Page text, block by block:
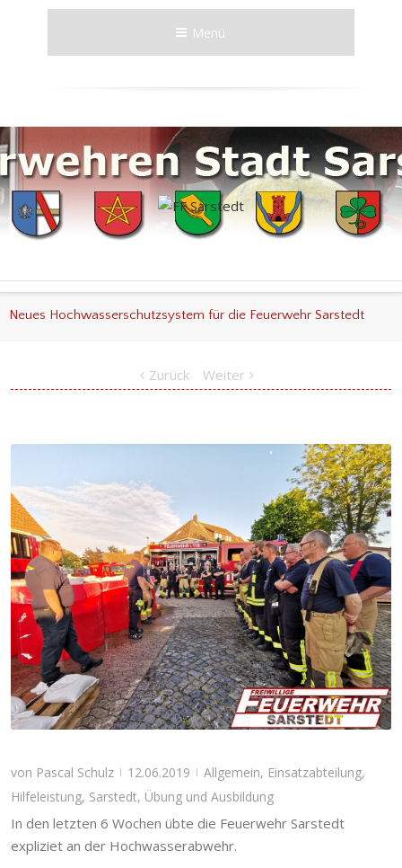
Menü
Neues Hochwasserschutzsystem für die Feuerwehr Sarstedt
Zurück Weiter
von Pascal Schulz | 12.06.2019 | Allgemein, Einsatzabteilung,
Hilfeleistung, Sarstedt, Übung und Ausbildung
In den letzten 6 Wochen übte die Feuerwehr Sarstedt
expliziet an der Hochwasserabwehr.